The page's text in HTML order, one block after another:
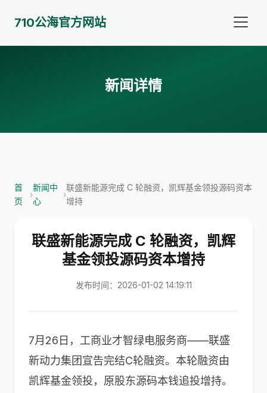
710公海官方网站
新闻详情
首
页
›
新闻中
心
›
联盛新能源完成 C 轮融资，凯辉基金领投源码资本
增持
联盛新能源完成 C 轮融资，凯辉
基金领投源码资本增持
发布时间：2026-01-02 14:19:11
7月26日，工商业才智绿电服务商——联盛
新动力集团宣告完结C轮融资。本轮融资由
凯辉基金领投，原股东源码本钱追投增持。